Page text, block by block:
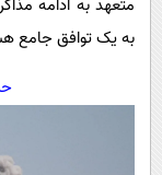
متعهد به ادامه
به یک توافق جامع